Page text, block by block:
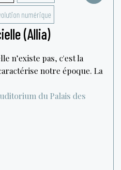
numérique
(Allia)
n’existe pas, c'est la
notre époque. La
du Palais des